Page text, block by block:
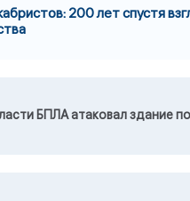
200 лет спустя
БПЛА атаковал здание